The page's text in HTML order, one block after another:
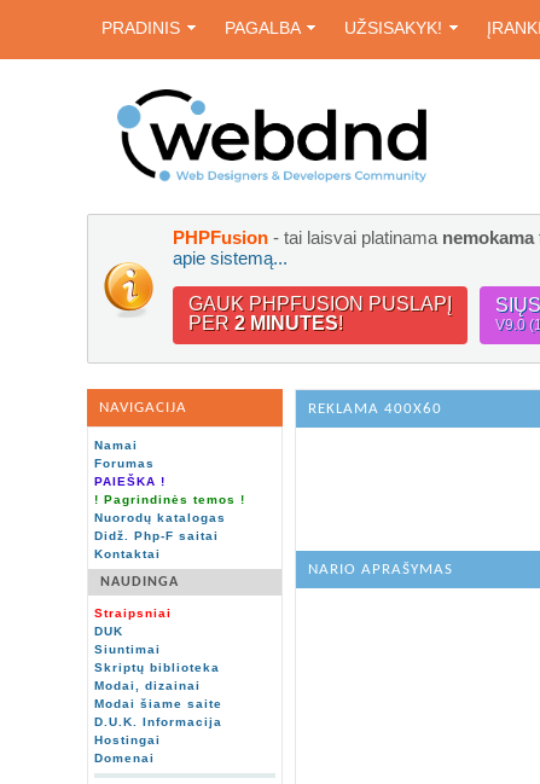
PRADINIS PAGALBA UŽSISAKYK!
PHPFusion - tai laisvai platinama nemokama
apie sistemą...
GAUK PHPFUSION PUSLAPĮ
PER 2 MINUTES! V9.0
NAVIGACIJA
Namai
Forumas
PAIEŠKA !
! Pagrindinės temos !
Nuorodų katalogas
Didž. Php-F saitai
Kontaktai
NAUDINGA
Straipsniai
DUK
Siuntimai
Skriptų biblioteka
Modai, dizainai
Modai šiame saite
D.U.K. Informacija
Hostingai
Domenai
REKLAMA 400X60
NARIO APRAŠYMAS